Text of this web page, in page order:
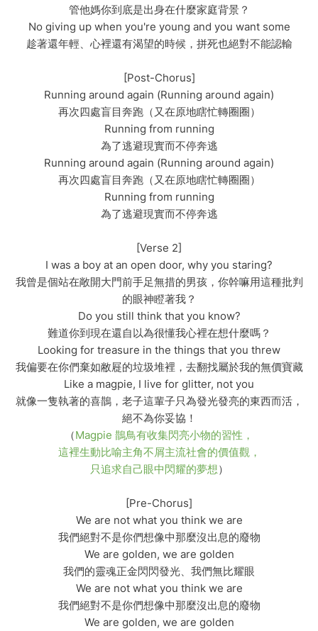
管他媽你到底是出身在什麼家庭背景？
No giving up when you're young and you want some
趁著還年輕、心裡還有渴望的時候，拼死也絕對不能認輸
[Post-Chorus]
Running around again (Running around again)
再次四處盲目奔跑（又在原地瞎忙轉圈圈）
Running from running
為了逃避現實而不停奔逃
Running around again (Running around again)
再次四處盲目奔跑（又在原地瞎忙轉圈圈）
Running from running
為了逃避現實而不停奔逃
[Verse 2]
I was a boy at an open door, why you staring?
我曾是個站在敞開大門前手足無措的男孩，你幹嘛用這種批判
的眼神瞪著我？
Do you still think that you know?
難道你到現在還自以為很懂我心裡在想什麼嗎？
Looking for treasure in the things that you threw
我偏要在你們棄如敝屣的垃圾堆裡，去翻找屬於我的無價寶藏
Like a magpie, I live for glitter, not you
就像一隻執著的喜鵲，老子這輩子只為發光發亮的東西而活，
絕不為你妥協！
（Magpie 鵲鳥有收集閃亮小物的習性，
這裡生動比喻主角不屑主流社會的價值觀，
只追求自己眼中閃耀的夢想）
[Pre-Chorus]
We are not what you think we are
我們絕對不是你們想像中那麼沒出息的廢物
We are golden, we are golden
我們的靈魂正金閃閃發光、我們無比耀眼
We are not what you think we are
我們絕對不是你們想像中那麼沒出息的廢物
We are golden, we are golden